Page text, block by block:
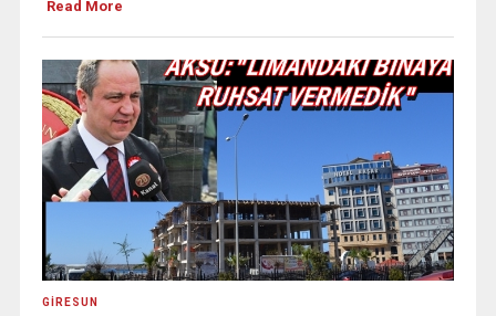
Read More
GIRESUN